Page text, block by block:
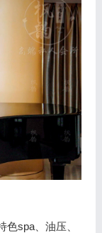
色spa、油压、